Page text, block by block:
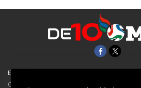
EL UNIVERSAL
Clase